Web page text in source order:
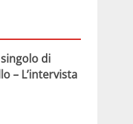
di
– L’intervista